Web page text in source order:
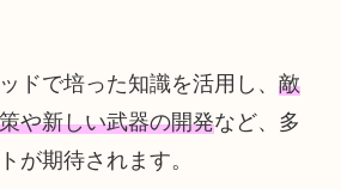
ドで培った知識を活用し、 敵
や新しい武器の開発など、多
が期待されます。